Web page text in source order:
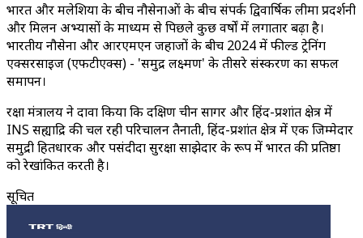
भारत और मलेशिया के बीच नौसेनाओं के बीच संपर्क द्विवार्षिक लीमा प्रदर्शनी
और मिलन अभ्यासों के माध्यम से पिछले कुछ वर्षों में लगातार बढ़ा है।
भारतीय नौसेना और आरएमएन जहाजों के बीच 2024 में फील्ड ट्रेनिंग
एक्सरसाइज (एफटीएक्स) - 'समुद्र लक्ष्मण' के तीसरे संस्करण का सफल
समापन।
रक्षा मंत्रालय ने दावा किया कि दक्षिण चीन सागर और हिंद-प्रशांत क्षेत्र में
INS सह्याद्रि की चल रही परिचालन तैनाती, हिंद-प्रशांत क्षेत्र में एक जिम्मेदार
समुद्री हितधारक और पसंदीदा सुरक्षा साझेदार के रूप में भारत की प्रतिष्ठा
को रेखांकित करती है।
सूचित